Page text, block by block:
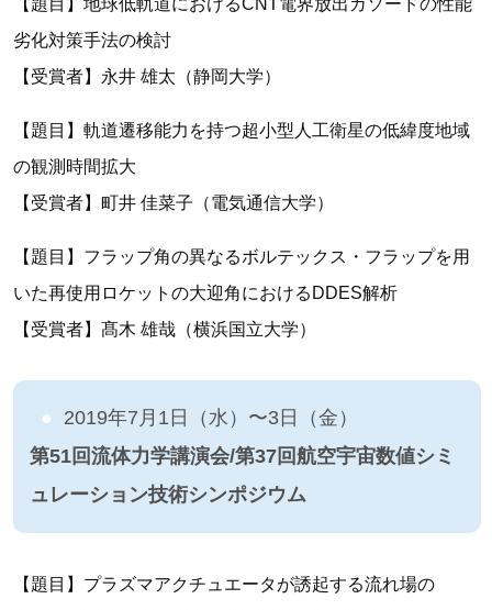
【題目】地球低軌道におけるCNT電界放出カソードの性能
劣化対策手法の検討
【受賞者】永井 雄太（静岡大学）
【題目】軌道遷移能力を持つ超小型人工衛星の低緯度地域
の観測時間拡大
【受賞者】町井 佳菜子（電気通信大学）
【題目】フラップ角の異なるボルテックス・フラップを用
いた再使用ロケットの大迎角におけるDDES解析
【受賞者】髙木 雄哉（横浜国立大学）
2019年7月1日（水）〜3日（金）
第51回流体力学講演会/第37回航空宇宙数値シミ
ュレーション技術シンポジウム
【題目】プラズマアクチュエータが誘起する流れ場の